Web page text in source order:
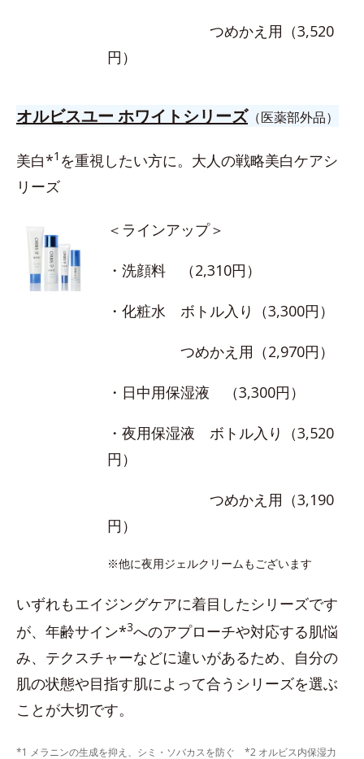
つめかえ用（3,520
円）
オルビスユー ホワイトシリーズ（医薬部外品）
美白*1 を重視したい方に。大人の戦略美白ケアシ
リーズ
＜ラインアップ＞
・洗顔料 （2,310円）
・化粧水 ボトル入り（3,300円）
つめかえ用（2,970円）
・日中用保湿液 （3,300円）
・夜用保湿液 ボトル入り（3,520
円）
つめかえ用（3,190
円）
※他に夜用ジェルクリームもございます
いずれもエイジングケアに着目したシリーズです
が、年齢サイン*3へのアプローチや対応する肌悩
み、テクスチャーなどに違いがあるため、自分の
肌の状態や目指す肌によって合うシリーズを選ぶ
ことが大切です。
*1 メラニンの生成を抑え、シミ・ソバカスを防ぐ *2 オルビス内保湿力